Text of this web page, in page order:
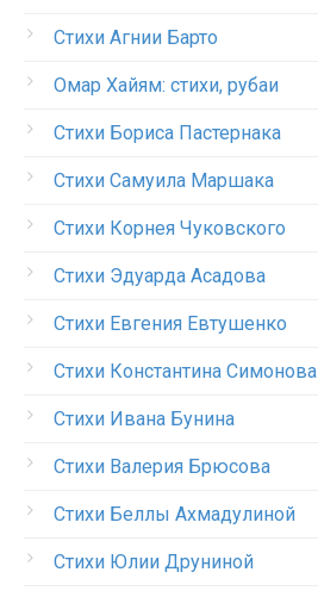
Стихи Агнии Барто
Омар Хайям: стихи, рубаи
Стихи Бориса Пастернака
Стихи Самуила Маршака
Стихи Корнея Чуковского
Стихи Эдуарда Асадова
Стихи Евгения Евтушенко
Стихи Константина Симонова
Стихи Ивана Бунина
Стихи Валерия Брюсова
Стихи Беллы Ахмадулиной
Стихи Юлии Друниной